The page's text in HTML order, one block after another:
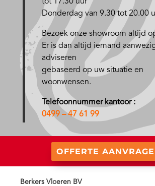
Donderdag van 9.30 tot 20.00
Bezoek onze showroom altijd
Er is dan altijd iemand
adviseren
gebaseerd op uw situatie en
woonwensen.
Telefoonnummer kantoor :
0499 – 47 61 99
OFFERTE
Berkers Vloeren BV